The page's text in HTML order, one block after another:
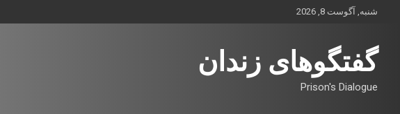
شنبه, آگوست 8, 2026
گفتگوهای زندان
Prison's Dialogue